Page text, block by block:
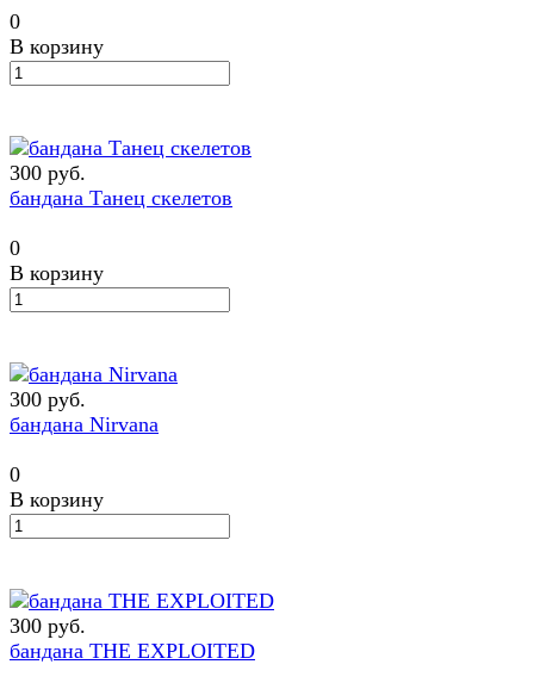
0
В корзину
300 руб.
бандана Танец скелетов
0
В корзину
300 руб.
бандана Nirvana
0
В корзину
300 руб.
бандана THE EXPLOITED